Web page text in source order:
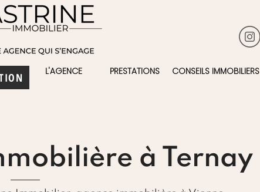
L'AGENCE PRESTATIONS CONSEILS IMMOBILIERS
à Ternay